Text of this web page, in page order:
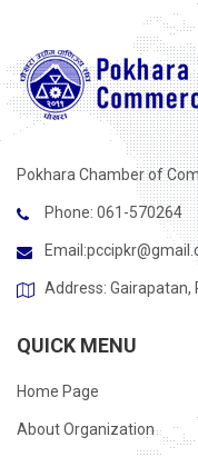
Pokhara Chamber of
Phone: 061-570264
Email:
Address: Gairapatan,
QUICK MENU
Home Page
About Organization